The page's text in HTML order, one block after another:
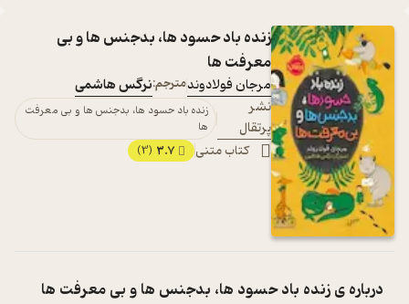
زنده باد حسود ها، بدجنس ها و بی
معرفت ها
مرجان فولادوندمترجم:نرگس هاشمی
نشر
پرتقال
زنده باد حسود ها، بدجنس ها و بی معرفت
ها
کتاب متنی 3.7
(3)
درباره یزنده باد حسود ها، بدجنس ها و بی معرفت ها